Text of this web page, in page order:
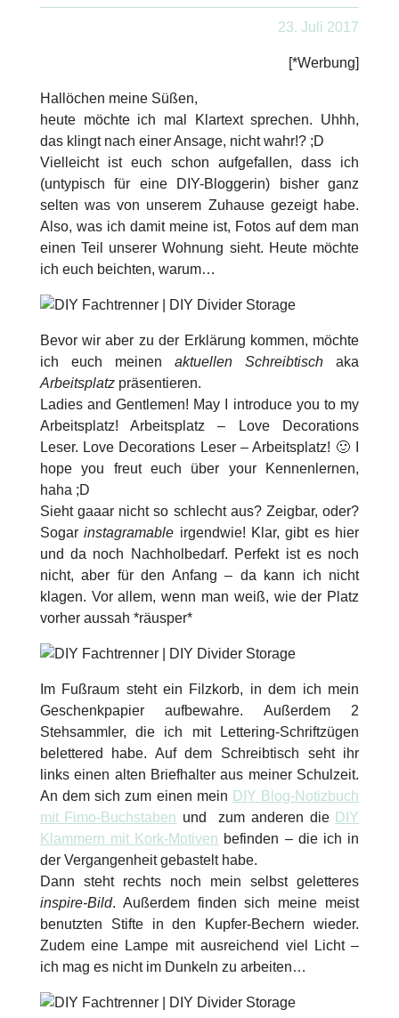
23. Juli 2017
[*Werbung]
Hallöchen meine Süßen,
heute möchte ich mal Klartext sprechen. Uhhh,
das klingt nach einer Ansage, nicht wahr!? ;D
Vielleicht ist euch schon aufgefallen, dass ich
(untypisch für eine DIY-Bloggerin) bisher ganz
selten was von unserem Zuhause gezeigt habe.
Also, was ich damit meine ist, Fotos auf dem man
einen Teil unserer Wohnung sieht. Heute möchte
ich euch beichten, warum…
Bevor wir aber zu der Erklärung kommen, möchte
ich euch meinenaktuellen Schreibtisch aka
Arbeitsplatzpräsentieren.
Ladies and Gentlemen! May I introduce you to my
Arbeitsplatz! Arbeitsplatz – Love Decorations
Leser. Love Decorations Leser – Arbeitsplatz! 🙂 I
hope you freut euch über your Kennenlernen,
haha ;D
Sieht gaaar nicht so schlecht aus? Zeigbar, oder?
Sogarinstagramable irgendwie! Klar, gibt es hier
und da noch Nachholbedarf. Perfekt ist es noch
nicht, aber für den Anfang – da kann ich nicht
klagen. Vor allem, wenn man weiß, wie der Platz
vorher aussah *räusper*
Im Fußraum steht ein Filzkorb, in dem ich mein
Geschenkpapier aufbewahre. Außerdem 2
Stehsammler, die ich mit Lettering-Schriftzügen
belettered habe. Auf dem Schreibtisch seht ihr
links einen alten Briefhalter aus meiner Schulzeit.
An dem sich zum einen mein DIY Blog-Notizbuch
mit Fimo-Buchstaben und zum anderen die DIY
Klammern mit Kork-Motiven befinden – die ich in
der Vergangenheit gebastelt habe.
Dann steht rechts noch mein selbst geletteres
inspire-Bild. Außerdem finden sich meine meist
benutzten Stifte in den Kupfer-Bechern wieder.
Zudem eine Lampe mit ausreichend viel Licht –
ich mag es nicht im Dunkeln zu arbeiten…